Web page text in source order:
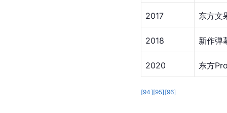
2017 东方文
2018 新作弹
2020 东方
[94][95] [96]